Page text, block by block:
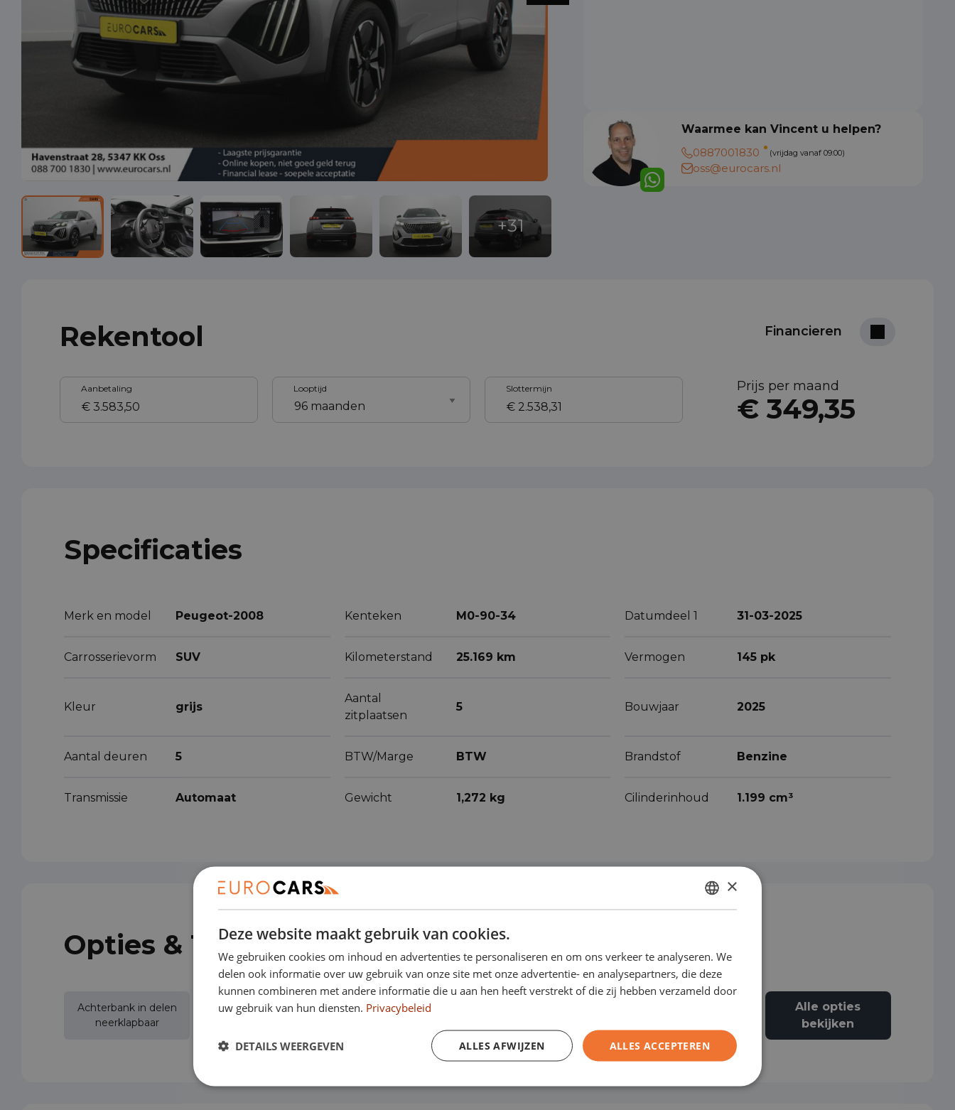
Waarmee kan Vincent u helpen?
0887001830
(vrijdag vanaf 09:00)
oss@eurocars.nl
Rekentool Financieren
Aanbetaling Looptijd Slottermijn Prijs per maand
€ 349,35
Specificaties
Merk en model Peugeot-2008 Kenteken M0-90-34 Datumdeel 1 31-03-2025
Carrosserievorm SUV Kilometerstand 25.169 km Vermogen 145 pk
Kleur grijs
Aantal
zitplaatsen
5 Bouwjaar 2025
Aantal deuren 5 BTW/Marge BTW Brandstof Benzine
Transmissie Automaat Gewicht 1,272 kg Cilinderinhoud 1.199 cm³
Opties & Toebehoren (72)
Achterbank in delen
neerklapbaar
Achterspoiler Achteruitrijcamera
Alle opties
bekijken
DUTCH
GERMAN
×
Deze website maakt gebruik van cookies.
We gebruiken cookies om inhoud en advertenties te personaliseren en om ons verkeer te analyseren. We
delen ook informatie over uw gebruik van onze site met onze advertentie- en analysepartners, die deze
kunnen combineren met andere informatie die u aan hen heeft verstrekt of die zij hebben verzameld door
uw gebruik van hun diensten. Privacybeleid
ALLES ACCEPTEREN
ALLES AFWIJZEN
DETAILS WEERGEVEN